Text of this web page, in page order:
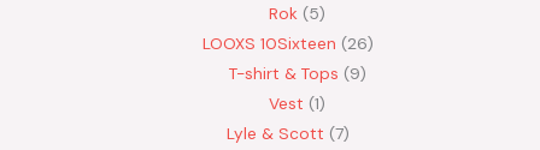
Rok 5
LOOXS 10Sixteen
26
T-shirt & Tops 9
Vest 1
Lyle & Scott 7